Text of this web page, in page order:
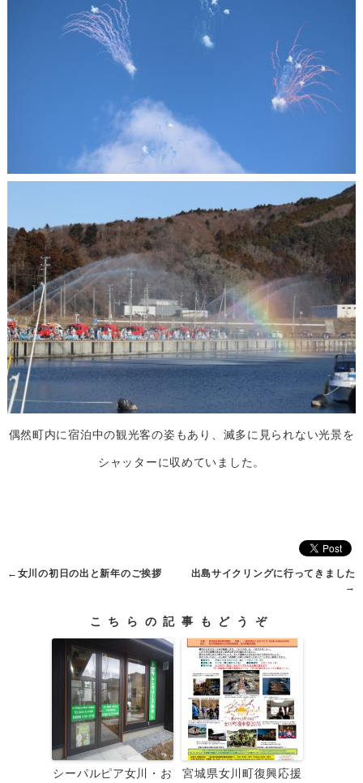
偶然町内に宿泊中の観光客の姿もあり、滅多に見られない光景を
シャッターに収めていました。
← 女川の初日の出と新年のご挨拶
出島サイクリングに行ってきました
→
こちらの記事もどうぞ
シーパルピア女川・お
宮城県女川町復興応援